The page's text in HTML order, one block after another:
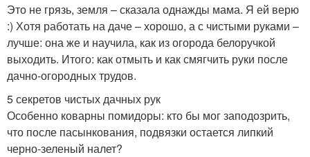
Это не грязь, земля – сказала однажды мама. Я ей верю
:) Хотя работать на даче – хорошо, а с чистыми руками –
лучше: она же и научила, как из огорода белоручкой
выходить. Итого: как отмыть и как смягчить руки после
дачно-огородных трудов.
5 секретов чистых дачных рук
Особенно коварны помидоры: кто бы мог заподозрить,
что после пасынкования, подвязки остается липкий
черно-зеленый налет?